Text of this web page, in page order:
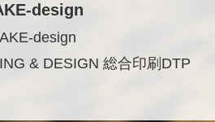
design
design
& DESIGN 総合印刷DTP